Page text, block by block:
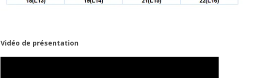
Vidéo de présentation